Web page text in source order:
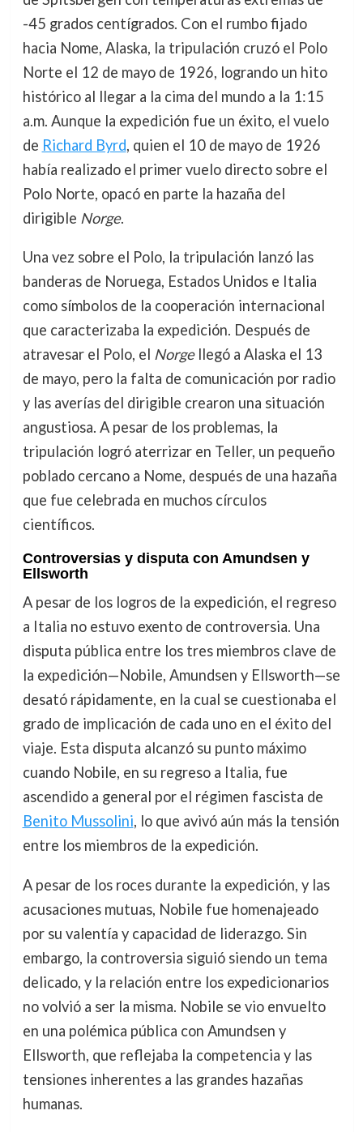
-45 grados centígrados. Con el rumbo fijado
hacia Nome, Alaska, la tripulación cruzó el Polo
Norte el 12 de mayo de 1926, logrando un hito
histórico al llegar a la cima del mundo a la 1:15
a.m. Aunque la expedición fue un éxito, el vuelo
de Richard Byrd, quien el 10 de mayo de 1926
había realizado el primer vuelo directo sobre el
Polo Norte, opacó en parte la hazaña del
dirigible Norge.
Una vez sobre el Polo, la tripulación lanzó las
banderas de Noruega, Estados Unidos e Italia
como símbolos de la cooperación internacional
que caracterizaba la expedición. Después de
atravesar el Polo, el Norgellegó a Alaska el 13
de mayo, pero la falta de comunicación por radio
y las averías del dirigible crearon una situación
angustiosa. A pesar de los problemas, la
tripulación logró aterrizar en Teller, un pequeño
poblado cercano a Nome, después de una hazaña
que fue celebrada en muchos círculos
científicos.
Controversias y disputa con Amundsen y
Ellsworth
A pesar de los logros de la expedición, el regreso
a Italia no estuvo exento de controversia. Una
disputa pública entre los tres miembros clave de
la expedición—Nobile, Amundsen y Ellsworth—se
desató rápidamente, en la cual se cuestionaba el
grado de implicación de cada uno en el éxito del
viaje. Esta disputa alcanzó su punto máximo
cuando Nobile, en su regreso a Italia, fue
ascendido a general por el régimen fascista de
Benito Mussolini, lo que avivó aún más la tensión
entre los miembros de la expedición.
A pesar de los roces durante la expedición, y las
acusaciones mutuas, Nobile fue homenajeado
por su valentía y capacidad de liderazgo. Sin
embargo, la controversia siguió siendo un tema
delicado, y la relación entre los expedicionarios
no volvió a ser la misma. Nobile se vio envuelto
en una polémica pública con Amundsen y
Ellsworth, que reflejaba la competencia y las
tensiones inherentes a las grandes hazañas
humanas.